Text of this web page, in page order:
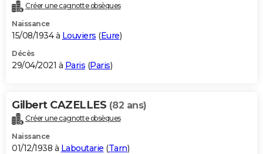
Créer une cagnotte obsèques
Naissance
15/08/1934 à Louviers (Eure)
Décès
29/04/2021 à Paris (Paris)
Gilbert CAZELLES (82 ans)
Créer une cagnotte obsèques
Naissance
01/12/1938 à Laboutarie (Tarn)